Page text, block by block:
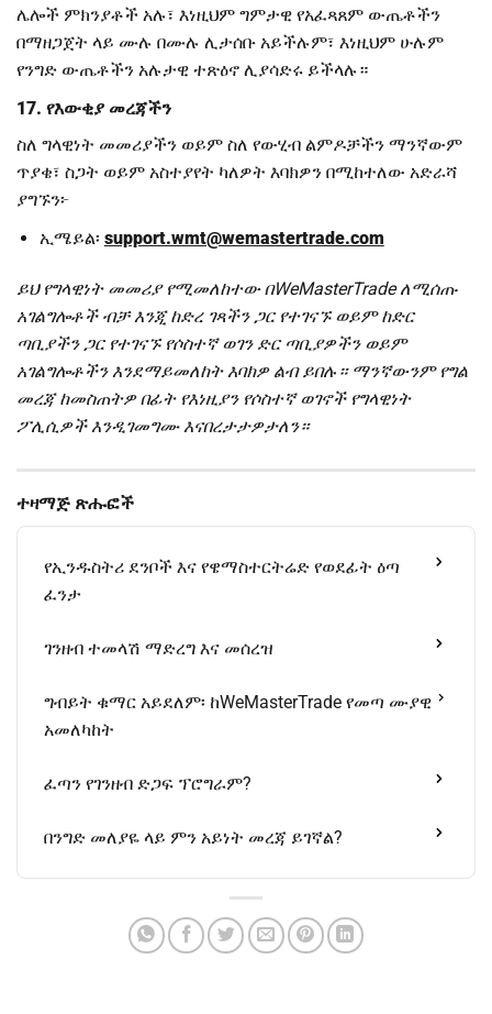
ሌሎች ምክንያቶች አሉ፣ እነዚህም ግምታዊ የአፈጻጸም ውጤቶችን
በማዘጋጀት ላይ ሙሉ በሙሉ ሊታሰቡ አይችሉም፣ እነዚህም ሁሉም
የንግድ ውጤቶችን አሉታዊ ተጽዕኖ ሊያሳድሩ ይችላሉ።
17. የእውቂያ መረጃችን
ስለ ግላዊነት መመሪያችን ወይም ስለ የውሂብ ልምዶቻችን ማንኛውም
ጥያቄ፣ ስጋት ወይም አስተያየት ካለዎት እባክዎን በሚከተለው አድራሻ
ያግኙን፦
ኢሜይል፡ support.wmt@wemastertrade.com
ይህ የግላዊነት መመሪያ የሚመለከተው በWeMasterTrade ለሚሰጡ
አገልግሎቶች ብቻ እንጂ ከድረ ገጻችን ጋር የተገናኙ ወይም ከድር
ጣቢያችን ጋር የተገናኙ የሶስተኛ ወገን ድር ጣቢያዎችን ወይም
አገልግሎቶችን እንደማይመለከት እባክዎ ልብ ይበሉ። ማንኛውንም የግል
መረጃ ከመስጠትዎ በፊት የእነዚያን የሶስተኛ ወገኖች የግላዊነት
ፖሊሲዎች እንዲገመግሙ እናበረታታዎታለን።
ተዛማጅ ጽሑፎች
የኢንዱስትሪ ደንቦች እና የዌማስተርትሬድ የወደፊት ዕጣ
ፈንታ
ገንዘብ ተመላሽ ማድረግ እና መሰረዝ
ግብይት ቁማር አይደለም፡ ከWeMasterTrade የመጣ ሙያዊ
አመለካከት
ፈጣን የገንዘብ ድጋፍ ፕሮግራም?
በንግድ መለያዬ ላይ ምን አይነት መረጃ ይገኛል?